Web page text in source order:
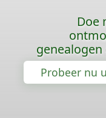
Doe
Probeer nu